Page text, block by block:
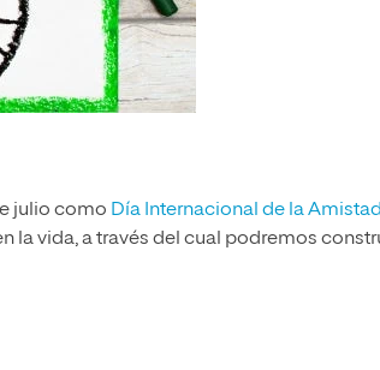
julio como Día Internacional de la
la vida, a través del cual podremos